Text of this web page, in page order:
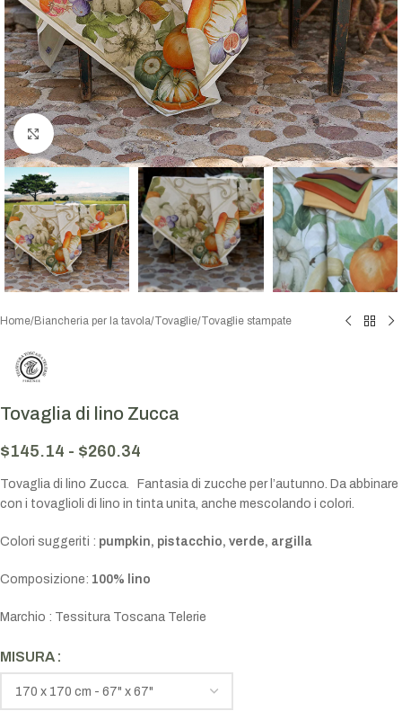
Click to enlarge
Home/Biancheria per la tavola/Tovaglie/Tovaglie stampate
Tovaglia di lino Zucca
$145.14 - $260.34
Tovaglia di lino Zucca. Fantasia di zucche per l’autunno. Da abbinare
con i tovaglioli di lino in tinta unita, anche mescolando i colori.
Colori suggeriti : pumpkin, pistacchio, verde, argilla
Composizione: 100% lino
Marchio : Tessitura Toscana Telerie
MISURA